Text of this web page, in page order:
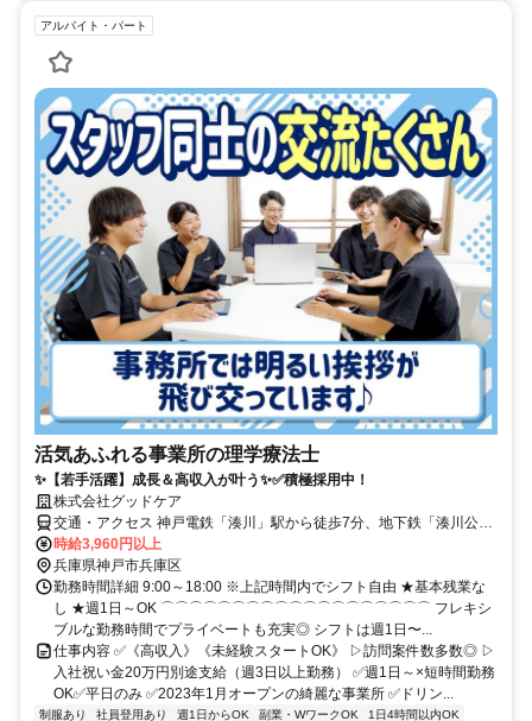
アルバイト・パート
活気あふれる事業所の理学療法士
✨【若手活躍】成長＆高収入が叶う✨✅積極採用中！
株式会社グッドケア
交通・アクセス 神戸電鉄「湊川」駅から徒歩7分、地下鉄「湊川公
園」から徒歩7分
時給3,960円以上
兵庫県神戸市兵庫区
勤務時間詳細 9:00～18:00 ※上記時間内でシフト自由 ★基本残業な
し ★週1日～OK ⌒⌒⌒⌒⌒⌒⌒⌒⌒⌒⌒⌒⌒⌒⌒⌒⌒⌒⌒ フレキシ
ブルな勤務時間でプライベートも充実◎ シフトは週1日〜...
仕事内容 ✅《高収入》《未経験スタートOK》 ▷訪問案件数多数◎ ▷
入社祝い金20万円別途支給（週3日以上勤務） ✅週1日～×短時間勤務
OK✅平日のみ ✅2023年1月オープンの綺麗な事業所 ✅ドリン...
制服あり 社員登用あり 週1日からOK 副業・WワークOK
1日4時間以内OK